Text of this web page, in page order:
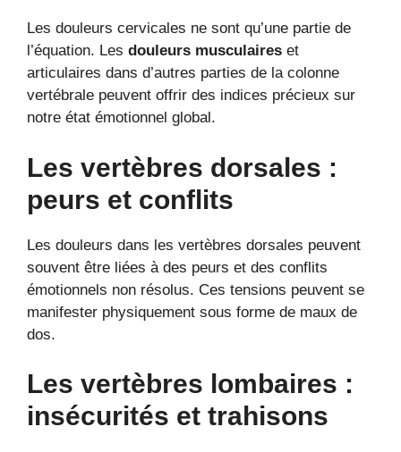
Les douleurs cervicales ne sont qu’une partie de
l’équation. Les douleurs musculaires et
articulaires dans d’autres parties de la colonne
vertébrale peuvent offrir des indices précieux sur
notre état émotionnel global.
Les vertèbres dorsales :
peurs et conflits
Les douleurs dans les vertèbres dorsales peuvent
souvent être liées à des peurs et des conflits
émotionnels non résolus. Ces tensions peuvent se
manifester physiquement sous forme de maux de
dos.
Les vertèbres lombaires :
insécurités et trahisons